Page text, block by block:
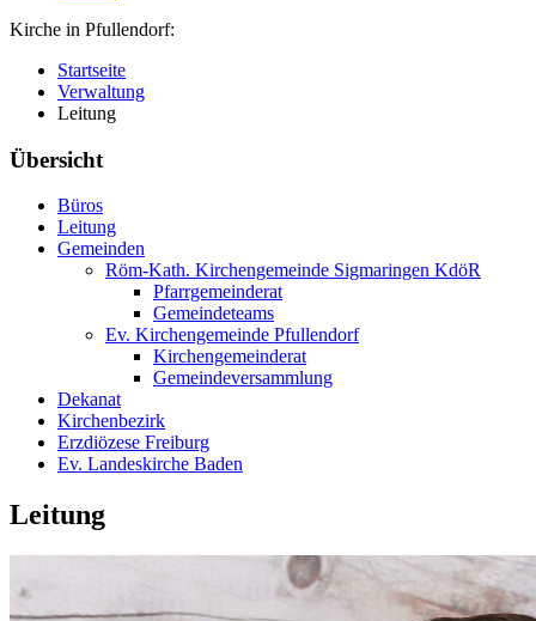
Kirche in Pfullendorf:
Startseite
Verwaltung
Leitung
Übersicht
Büros
Leitung
Gemeinden
Röm-Kath. Kirchengemeinde Sigmaringen KdöR
Pfarrgemeinderat
Gemeindeteams
Ev. Kirchengemeinde Pfullendorf
Kirchengemeinderat
Gemeindeversammlung
Dekanat
Kirchenbezirk
Erzdiözese Freiburg
Ev. Landeskirche Baden
Leitung